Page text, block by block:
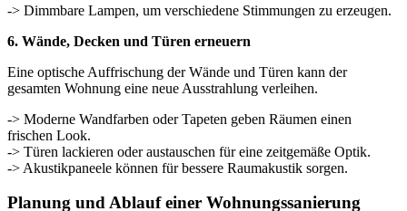
-> Dimmbare Lampen, um verschiedene Stimmungen zu erzeugen.
6. Wände, Decken und Türen erneuern
Eine optische Auffrischung der Wände und Türen kann der
gesamten Wohnung eine neue Ausstrahlung verleihen.
-> Moderne Wandfarben oder Tapeten geben Räumen einen
frischen Look.
-> Türen lackieren oder austauschen für eine zeitgemäße Optik.
-> Akustikpaneele können für bessere Raumakustik sorgen.
Planung und Ablauf einer Wohnungssanierung